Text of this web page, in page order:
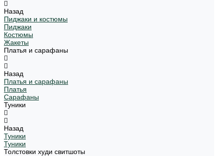
Назад
Пиджаки и костюмы
Пиджаки
Костюмы
Жакеты
Платья и сарафаны
Назад
Платья и сарафаны
Платья
Сарафаны
Туники
Назад
Туники
Туники
Толстовки худи свитшоты